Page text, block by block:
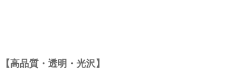
【高品質・透明・光沢】